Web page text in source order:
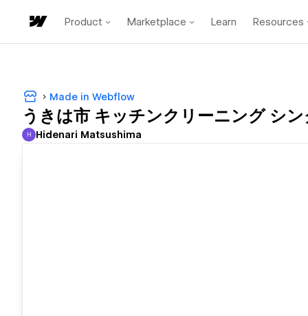
Product Marketplace Learn Resources
Made in Webflow
うきは市 キッチンクリーニング シ
Hidenari Matsushima
H Hidenari Matsushima